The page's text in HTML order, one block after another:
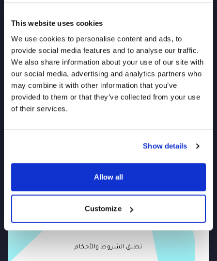
This website uses cookies
We use cookies to personalise content and ads, to
provide social media features and to analyse our traffic.
We also share information about your use of our site with
our social media, advertising and analytics partners who
may combine it with other information that you’ve
provided to them or that they’ve collected from your use
of their services.
Show details
Allow all
Customize
الرسوم السنوية مجاني
مجاني
Back
قم بتنزيل تطبيق
Mbank UAE الآن!
تطبق الشروط والأحكام